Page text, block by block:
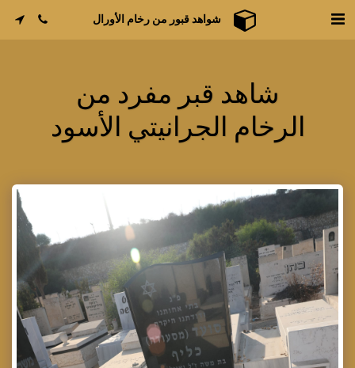
شواهد قبور من رخام الأورال
شاهد قبر مفرد من
الرخام الجرانيتي الأسود